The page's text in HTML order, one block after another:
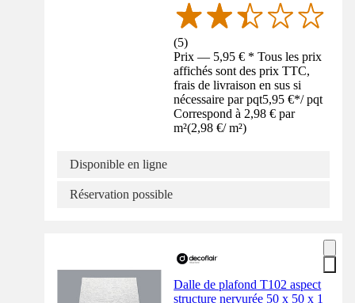
(5)
Prix — 5,95 € * Tous les prix
affichés sont des prix TTC,
frais de livraison en sus si
nécessaire par pqt5,95 €*/ pqt
Correspond à 2,98 € par
m²(2,98 €/ m²)
Disponible en ligne
Réservation possible
Dalle de plafond T102 aspect
structure nervurée 50 x 50 x 1